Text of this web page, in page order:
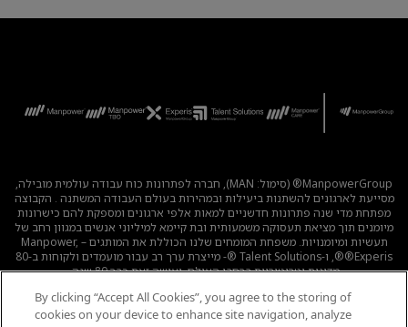
ManpowerGroup® (סימול: MAN), חברה לפתרונות כוח עבודה עולמית מובילה,
מסייעת לארגונים להשתנות ביעילות ובמהירות בעולם העבודה המשתנה . הקבוצה
מפתחת מדי שנה פתרונות חדשניים למאות אלפי ארגונים ומספקת להם כישרונות
מיומנים תוך מציאת תעסוקה משמעותית ובת קיימא למיליוני אנשים במגוון רחב של
תעשיות ומיומנויות. משפחת המומחים שלנו הכוללת את המותגים – Manpower,
®Experis®, ו-Talent Solutions ®- מייצרת ערך רב עבור מועמדים ולקוחות ב-80
מדינות וטריטוריות ברחבי העולם, ועושה זאת כבר 80 שנה.
לכל המשרות | מדיניות הפרטיות | תנאי השימוש | נגישות
By clicking “Accept All Cookies”, you agree to the storing of
cookies on your device to enhance site navigation, analyze